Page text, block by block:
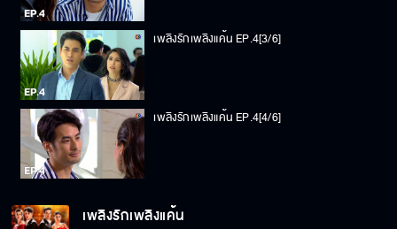
เพลิงรักเพลิงแค้น EP.4[3/6]
เพลิงรักเพลิงแค้น EP.4[4/6]
เพลิงรักเพลิงแค้น